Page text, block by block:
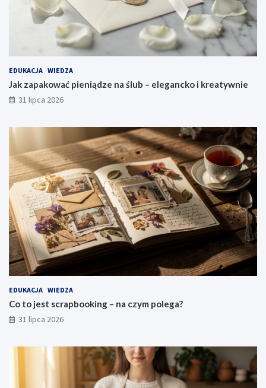
EDUKACJA WIEDZA
Jak zapakować pieniądze na ślub – elegancko i kreatywnie
31 lipca 2026
EDUKACJA WIEDZA
Co to jest scrapbooking – na czym polega?
31 lipca 2026